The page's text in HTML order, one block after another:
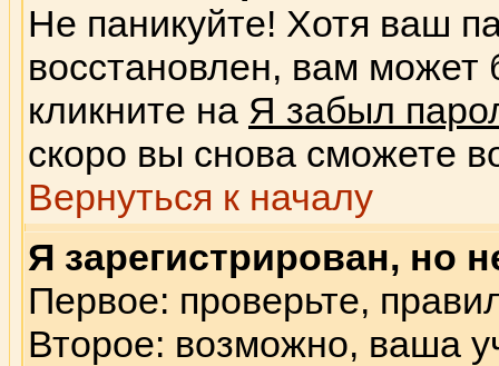
Не паникуйте! Хотя ваш
восстановлен, вам может
кликните на Я забыл
скоро вы снова сможете
Вернуться к началу
Я зарегистрирован, но
Первое: проверьте,
Второе: возможно, ваша